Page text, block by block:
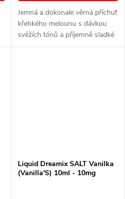
Jemná a dokonale věrná příchuť
křehkého melounu s dávkou
svěžích tónů a příjemně sladké
chuti.
Liquid Dreamix SALT Vanilka
(Vanilla'S) 10ml - 10mg